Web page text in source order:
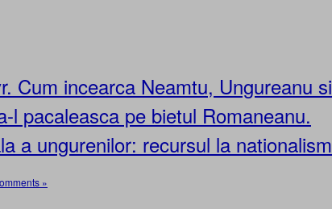
Cum incearca Neamtu, Ungureanu si
l pacaleasca pe bietul Romaneanu.
a ungurenilor: recursul la nationalism
»